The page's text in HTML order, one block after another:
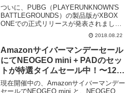
リース！
ついに、PUBG（PLAYERUNKNOWN'S
BATTLEGROUNDS）の製品版がXBOX
ONEでの正式リリースが発表されまし
た。9月4日発売予定！ついに製品版に!
Xbox One 用サバイバル シューティング
ゲーム『PLAYE...
2018.08.22
Amazonサイバーマンデーセール
にてNEOGEO mini + PADのセッ
トが特選タイムセール中！〜12月
11日1:59まで。
現在開催中の、Amazonサイバーマンデー
セールでNEOGEO mini と、NEOGEO